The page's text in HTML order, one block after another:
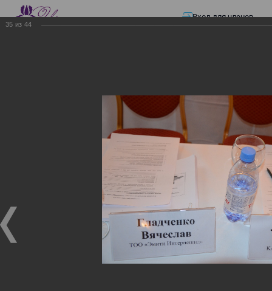
Вход для членов
Презентации—
ЭЛЕКТРОННЫЕ СЧЕТА-ФАКТУРЫ.
ЭЛЕКТРОННЫЕ СЧЕТА-
ФАКТУРЫ. ВИРТУАЛЬНЫЙ
ЭЛЕКТРОННЫЕ СЧЕТА-ФАКТУРЫ. ВИРТУАЛЬНЫЙ
СКЛАД.
Семинар с КГД и разработчиками
35 из 44